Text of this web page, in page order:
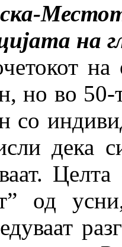
на
на
но во
со
дека
од